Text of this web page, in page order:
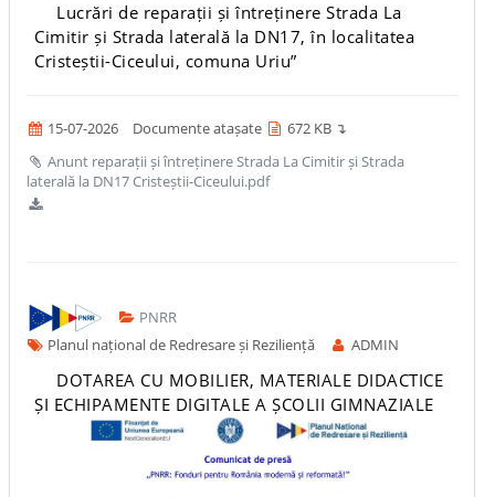
Lucrări de reparații și întreținere Strada La
Cimitir și Strada laterală la DN17, în localitatea
Cristeștii-Ciceului, comuna Uriu”
15-07-2026 Documente atașate
672 KB ↴
Anunt reparații și întreținere Strada La Cimitir și Strada
laterală la DN17 Cristeștii-Ciceului.pdf
PNRR
Planul național de Redresare și Reziliență
ADMIN
DOTAREA CU MOBILIER, MATERIALE DIDACTICE
ȘI ECHIPAMENTE DIGITALE A ȘCOLII GIMNAZIALE